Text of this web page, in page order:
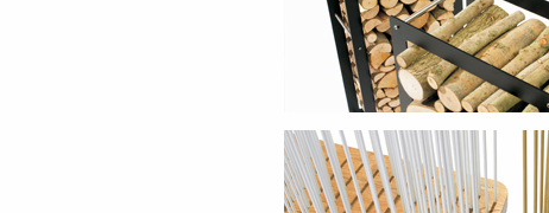
Accessoires